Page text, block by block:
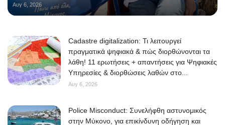
Αυγ 6, 2026
Cadastre digitalization: Τι λειτουργεί
πραγματικά ψηφιακά & πώς διορθώνονται τα
λάθη! 11 ερωτήσεις + απαντήσεις για Ψηφιακές
Υπηρεσίες & διορθώσεις λαθών στο...
Αυγ 6, 2026
Police Misconduct: Συνελήφθη αστυνομικός
στην Μύκονο, για επικίνδυνη οδήγηση και